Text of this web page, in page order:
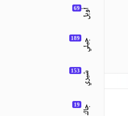
أوبل
جيلي
شيري
جاك